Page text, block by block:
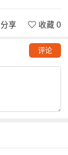
分享 收藏 0
评论